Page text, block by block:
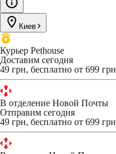
Киев
Курьер Pethouse
Доставим сегодня
49 грн, бесплатно от 699 грн
В отделение Новой Почты
Отправим сегодня
49 грн, бесплатно от 699 грн